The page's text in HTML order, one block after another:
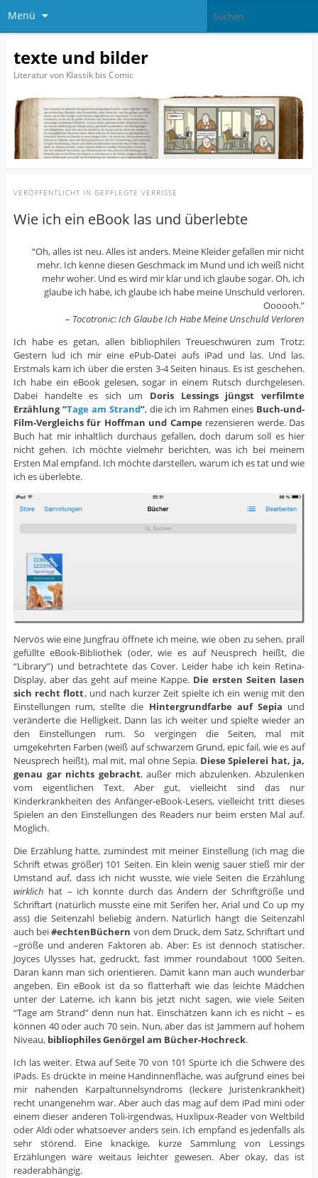
Menü
texte und bilder
Literatur von Klassik bis Comic
VERÖFFENTLICHT IN GEPFLEGTE VERRISSE
Wie ich ein eBook las und überlebte
“Oh, alles ist neu. Alles ist anders. Meine Kleider gefallen mir nicht
mehr. Ich kenne diesen Geschmack im Mund und ich weiß nicht
mehr woher. Und es wird mir klar und ich glaube sogar. Oh, ich
glaube ich habe, ich glaube ich habe meine Unschuld verloren.
Oooooh.”
– Tocotronic: Ich Glaube Ich Habe Meine Unschuld Verloren
Ich habe es getan, allen bibliophilen Treueschwüren zum Trotz:
Gestern lud ich mir eine ePub-Datei aufs iPad und las. Und las.
Erstmals kam ich über die ersten 3-4 Seiten hinaus. Es ist geschehen.
Ich habe ein eBook gelesen, sogar in einem Rutsch durchgelesen.
Dabei handelte es sich um Doris Lessings jüngst verfilmte
Erzählung “Tage am Strand”, die ich im Rahmen eines Buch-und-
Film-Vergleichs für Hoffman und Campe rezensieren werde. Das
Buch hat mir inhaltlich durchaus gefallen, doch darum soll es hier
nicht gehen. Ich möchte vielmehr berichten, was ich bei meinem
Ersten Mal empfand. Ich möchte darstellen, warum ich es tat und wie
ich es überlebte.
Nervös wie eine Jungfrau öffnete ich meine, wie oben zu sehen, prall
gefüllte eBook-Bibliothek (oder, wie es auf Neusprech heißt, die
“Library”) und betrachtete das Cover. Leider habe ich kein Retina-
Display, aber das geht auf meine Kappe. Die ersten Seiten lasen
sich recht flott, und nach kurzer Zeit spielte ich ein wenig mit den
Einstellungen rum, stellte die Hintergrundfarbe auf Sepia und
veränderte die Helligkeit. Dann las ich weiter und spielte wieder an
den Einstellungen rum. So vergingen die Seiten, mal mit
umgekehrten Farben (weiß auf schwarzem Grund, epic fail, wie es auf
Neusprech heißt), mal mit, mal ohne Sepia. Diese Spielerei hat, ja,
genau gar nichts gebracht, außer mich abzulenken. Abzulenken
vom eigentlichen Text. Aber gut, vielleicht sind das nur
Kinderkrankheiten des Anfänger-eBook-Lesers, vielleicht tritt dieses
Spielen an den Einstellungen des Readers nur beim ersten Mal auf.
Möglich.
Die Erzählung hatte, zumindest mit meiner Einstellung (ich mag die
Schrift etwas größer) 101 Seiten. Ein klein wenig sauer stieß mir der
Umstand auf, dass ich nicht wusste, wie viele Seiten die Erzählung
wirklich hat – ich konnte durch das Ändern der Schriftgröße und
Schriftart (natürlich musste eine mit Serifen her, Arial und Co up my
ass) die Seitenzahl beliebig ändern. Natürlich hängt die Seitenzahl
auch bei#echtenBüchern von dem Druck, dem Satz, Schriftart und
–größe und anderen Faktoren ab. Aber: Es ist dennoch statischer.
Joyces Ulysses hat, gedruckt, fast immer roundabout 1000 Seiten.
Daran kann man sich orientieren. Damit kann man auch wunderbar
angeben. Ein eBook ist da so flatterhaft wie das leichte Mädchen
unter der Laterne, ich kann bis jetzt nicht sagen, wie viele Seiten
“Tage am Strand” denn nun hat. Einschätzen kann ich es nicht – es
können 40 oder auch 70 sein. Nun, aber das ist Jammern auf hohem
Niveau, bibliophiles Genörgel am Bücher-Hochreck.
Ich las weiter. Etwa auf Seite 70 von 101 Spürte ich die Schwere des
iPads. Es drückte in meine Handinnenfläche, was aufgrund eines bei
mir nahenden Karpaltunnelsyndroms (leckere Juristenkrankheit)
recht unangenehm war. Aber auch das mag auf dem iPad mini oder
einem dieser anderen Toli-irgendwas, Huxlipux-Reader von Weltbild
oder Aldi oder whatsoever anders sein. Ich empfand es jedenfalls als
sehr störend. Eine knackige, kurze Sammlung von Lessings
Erzählungen wäre weitaus leichter gewesen. Aber okay, das ist
readerabhängig.